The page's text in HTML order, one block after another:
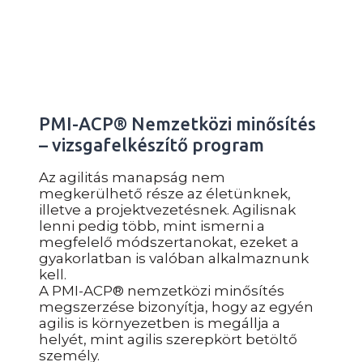
PMI-ACP® Nemzetközi minősítés
– vizsgafelkészítő program
Az agilitás manapság nem
megkerülhető része az életünknek,
illetve a projektvezetésnek. Agilisnak
lenni pedig több, mint ismerni a
megfelelő módszertanokat, ezeket a
gyakorlatban is valóban alkalmaznunk
kell.
A PMI-ACP® nemzetközi minősítés
megszerzése bizonyítja, hogy az egyén
agilis is környezetben is megállja a
helyét, mint agilis szerepkört betöltő
személy.